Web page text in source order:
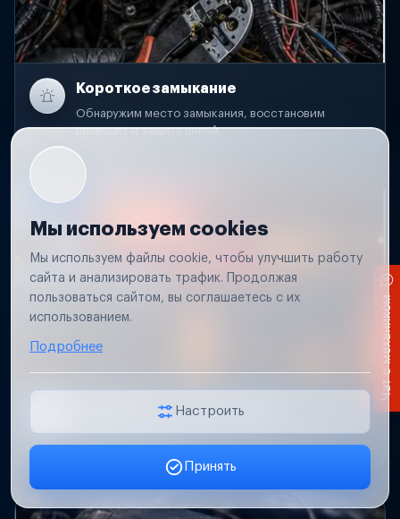
Короткое замыкание
Обнаружим место замыкания, восстановим
проводку и защиту цепей.
Не работает свет прицепа
Проверим проводку и разъемы, восстановим
Мы используем cookies
Мы используем файлы cookie, чтобы улучшить работу
сайта и анализировать трафик. Продолжая
пользоваться сайтом, вы соглашаетесь с их
использованием.
Подробнее
Настроить
Принять
Заявка онлайн
Чат с механиком